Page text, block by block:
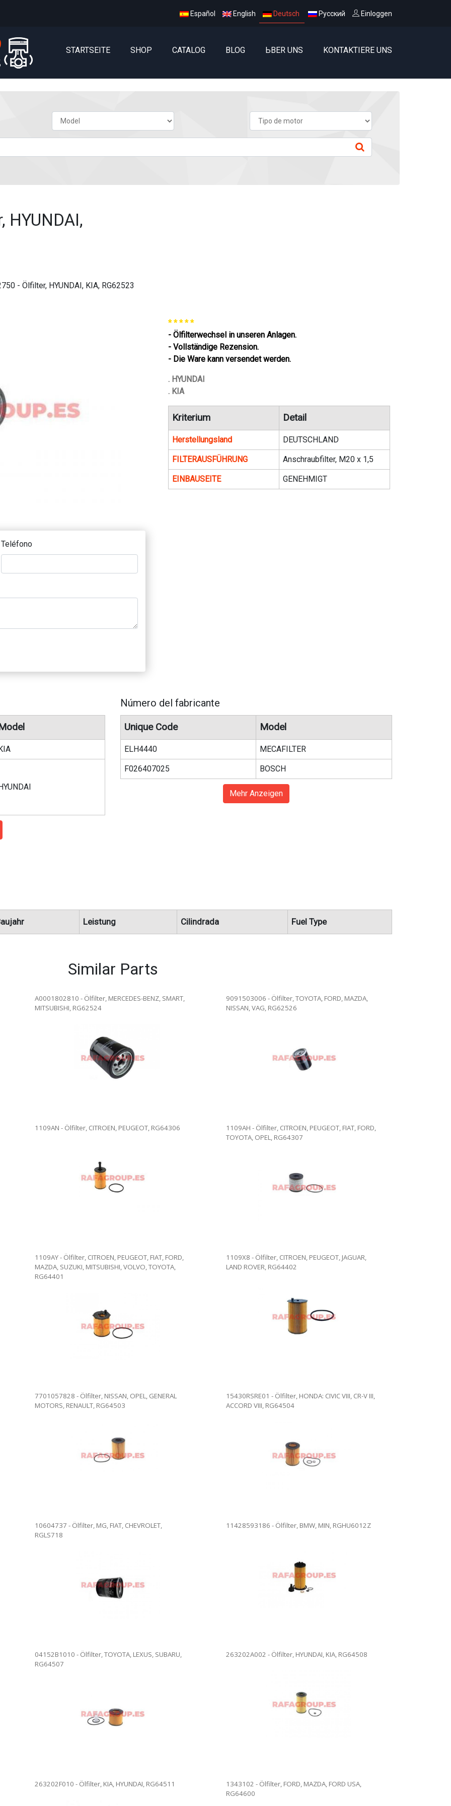
Español English Deutsch Русский Einloggen
STARTSEITE SHOP CATALOG BLOG ЬBER UNS KONTAKTIERE UNS
- Ölfilter, HYUNDAI, KIA, RG62523
Teléfono
* * * * *
- Ölfilterwechsel in unseren Anlagen.
- Vollständige Rezension.
- Die Ware kann versendet werden.
. HYUNDAI
. KIA
Kriterium Detail
Herstellungsland DEUTSCHLAND
FILTERAUSFÜHRUNG Anschraubfilter, M20 x 1,5
EINBAUSEITE GENEHMIGT
KIA
HYUNDAI
Número del fabricante
Unique Code Model
ELH4440 MECAFILTER
F026407025 BOSCH
Mehr Anzeigen
Leistung Cilindrada Fuel Type
Similar Parts
A0001802810 - Ölfilter, MERCEDES-BENZ, SMART,
MITSUBISHI, RG62524
9091503006 - Ölfilter, TOYOTA, FORD, MAZDA,
NISSAN, VAG, RG62526
Ölfilterwechsel in
1109AN - Ölfilter, CITROEN, PEUGEOT, RG64306
1109AH - Ölfilter, CITROEN, PEUGEOT, FIAT, FORD,
TOYOTA, OPEL, RG64307
Ölfilterwechsel in unseren
1109AY - Ölfilter, CITROEN, PEUGEOT, FIAT, FORD,
MAZDA, SUZUKI, MITSUBISHI, VOLVO, TOYOTA,
RG64401
1109X8 - Ölfilter, CITROEN, PEUGEOT, JAGUAR,
LAND ROVER, RG64402
7701057828 - Ölfilter, NISSAN, OPEL, GENERAL
MOTORS, RENAULT, RG64503
15430RSRE01 - Ölfilter, HONDA: CIVIC VIII, CR-V III,
ACCORD VIII, RG64504
Vollständige Rezension.
10604737 - Ölfilter, MG, FIAT, CHEVROLET,
RGLS718
11428593186 - Ölfilter, BMW, MIN, RGHU6012Z
Vollständige Rezension.
werden.
04152B1010 - Ölfilter, TOYOTA, LEXUS, SUBARU,
RG64507
263202A002 - Ölfilter, HYUNDAI, KIA, RG64508
Vollständige Rezension.
263202F010 - Ölfilter, KIA, HYUNDAI, RG64511
1343102 - Ölfilter, FORD, MAZDA, FORD USA,
RG64600